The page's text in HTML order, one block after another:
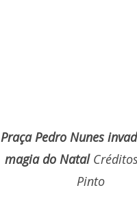
Praça Pedro Nunes
magia do Natal
Pinto